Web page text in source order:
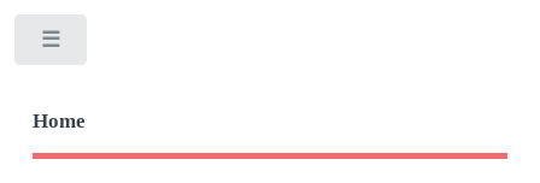
Home